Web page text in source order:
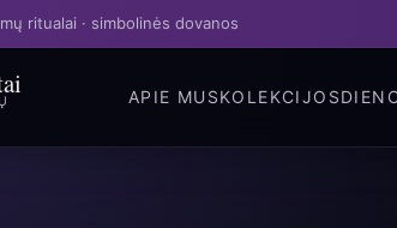
ritualai · simbolinės dovanos
APIE MUSKOLEKCIJOS